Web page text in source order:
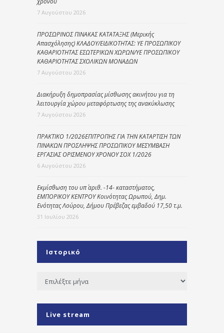
7 Αυγούστου 2026
ΠΡΟΣΩΡΙΝΟΣ ΠΙΝΑΚΑΣ ΚΑΤΑΤΑΞΗΣ (Μερικής
Απασχόλησης) ΚΛΑΔΟΥ/ΕΙΔΙΚΟΤΗΤΑΣ: ΥΕ ΠΡΟΣΩΠΙΚΟΥ
ΚΑΘΑΡΙΟΤΗΤΑΣ ΕΣΩΤΕΡΙΚΩΝ ΧΩΡΩΝ/ΥΕ ΠΡΟΣΩΠΙΚΟΥ
ΚΑΘΑΡΙΟΤΗΤΑΣ ΣΧΟΛΙΚΩΝ ΜΟΝΑΔΩΝ
7 Αυγούστου 2026
Διακήρυξη δημοπρασίας μίσθωσης ακινήτου για τη
λειτουργία χώρου μεταφόρτωσης της ανακύκλωσης
7 Αυγούστου 2026
ΠΡΑΚΤΙΚΟ 1/2026ΕΠΙΤΡΟΠΗΣ ΓΙΑ ΤΗΝ ΚΑΤΑΡΤΙΣΗ ΤΩΝ
ΠΙΝΑΚΩΝ ΠΡΟΣΛΗΨΗΣ ΠΡΟΣΩΠΙΚΟΥ ΜΕΣΥΜΒΑΣΗ
ΕΡΓΑΣΙΑΣ ΟΡΙΣΜΕΝΟΥ ΧΡΟΝΟΥ ΣΟΧ 1/2026
6 Αυγούστου 2026
Εκμίσθωση του υπ΄ αριθ. -14- καταστήματος,
ΕΜΠΟΡΙΚΟΥ ΚΕΝΤΡΟΥ Κοινότητας Ωρωπού, Δημ.
Ενότητας Λούρου, Δήμου Πρέβεζας εμβαδού 17,50 τ.μ.
31 Ιουλίου 2026
Ιστορικό
Ιστορικό
Live stream